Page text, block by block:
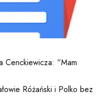
Cenckiewicza: “Mam
Różański i Polko bez